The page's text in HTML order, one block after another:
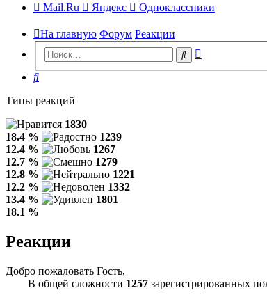
Mail.Ru
Яндекс Одноклассники
На главную Форум Реакции
Поиск
Поиск
Типы реакций
1830
18.4 %
1239
12.4 %
1267
12.7 %
1279
12.8 %
1221
12.2 %
1332
13.4 %
1801
18.1 %
Реакции
Добро пожаловать Гость,
В общей сложности 1257 зарегистрированных